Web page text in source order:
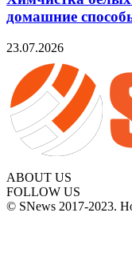
домашние
23.07.2026
ABOUT US
FOLLOW US
© SNews 2017-2023.